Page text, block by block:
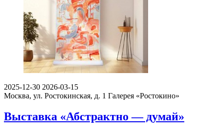
2025-12-30 2026-03-15
Москва, ул. Ростокинская, д. 1 Галерея «Ростокино»
Выставка «Абстрактно — думай»